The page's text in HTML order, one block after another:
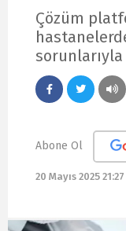
Çözüm
Abone Ol
20 Mayıs 2025 21:27